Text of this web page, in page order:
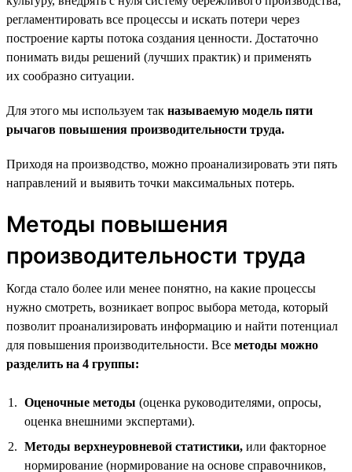
регламентировать все процессы и искать потери через
построение карты потока создания ценности. Достаточно
понимать виды решений (лучших практик) и применять
их сообразно ситуации.
Для этого мы используем так называемую модель пяти
рычагов повышения производительности труда.
Приходя на производство, можно проанализировать эти пять
направлений и выявить точки максимальных потерь.
Методы повышения
производительности труда
Когда стало более или менее понятно, на какие процессы
нужно смотреть, возникает вопрос выбора метода, который
позволит проанализировать информацию и найти потенциал
для повышения производительности. Все методы можно
разделить на 4 группы:
Оценочные методы (оценка руководителями, опросы,
оценка внешними экспертами).
Методы верхнеуровневой статистики, или факторное
нормирование (нормирование на основе справочников,